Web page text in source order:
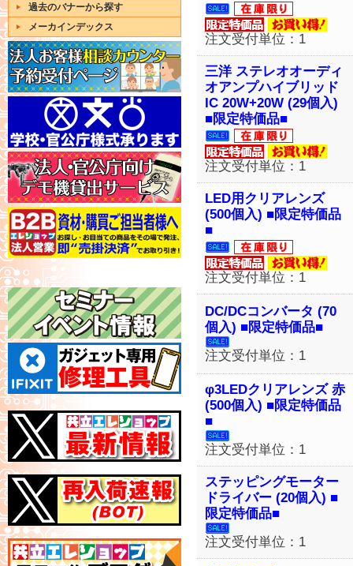
注文受付単位：1
三洋 ステレオオーディ
オアンプハイブリッド
IC 20W+20W (29個入)
■限定特価品■
注文受付単位：1
LED用クリアレンズ
(500個入) ■限定特価品
■
注文受付単位：1
DC/DCコンバータ (70
個入) ■限定特価品■
注文受付単位：1
φ3LEDクリアレンズ 赤
(500個入) ■限定特価品
■
注文受付単位：1
ステッピングモーター
ドライバー (20個入) ■
限定特価品■
注文受付単位：1
過去のバナーから探す
メーカインデックス